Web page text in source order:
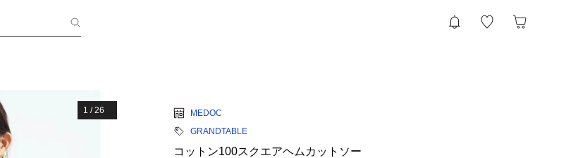
1 /26
MEDOC
GRANDTABLE
コットン100スクエアヘムカットソー